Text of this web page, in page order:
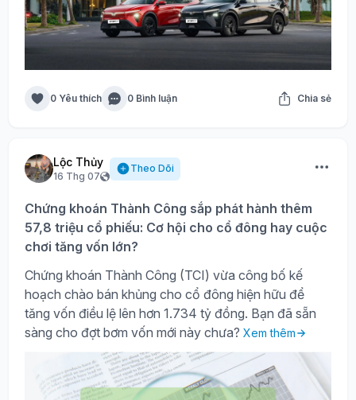
0 Yêu thích 0 Bình luận Chia sẻ
Lộc Thủy
16 Thg 07
Theo Dõi
Chứng khoán Thành Công sắp phát hành thêm
57,8 triệu cổ phiếu: Cơ hội cho cổ đông hay cuộc
chơi tăng vốn lớn?
Chứng khoán Thành Công (TCI) vừa công bố kế
hoạch chào bán khủng cho cổ đông hiện hữu để
tăng vốn điều lệ lên hơn 1.734 tỷ đồng. Bạn đã sẵn
sàng cho đợt bơm vốn mới này chưa? Xem thêm